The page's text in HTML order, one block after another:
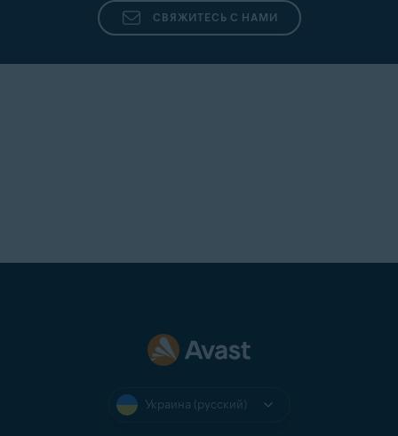
СВЯЖИТЕСЬ С НАМИ
Украина (русский)